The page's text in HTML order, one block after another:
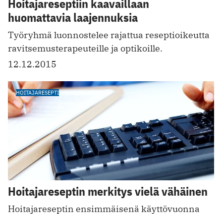
Hoitajareseptiin kaavaillaan
huomattavia laajennuksia
Työryhmä luonnostelee rajattua reseptioikeutta
ravitsemusterapeuteille ja optikoille.
12.12.2015
HOITAJARESEPTI
Hoitajareseptin merkitys vielä vähäinen
Hoitajareseptin ensimmäisenä käyttövuonna